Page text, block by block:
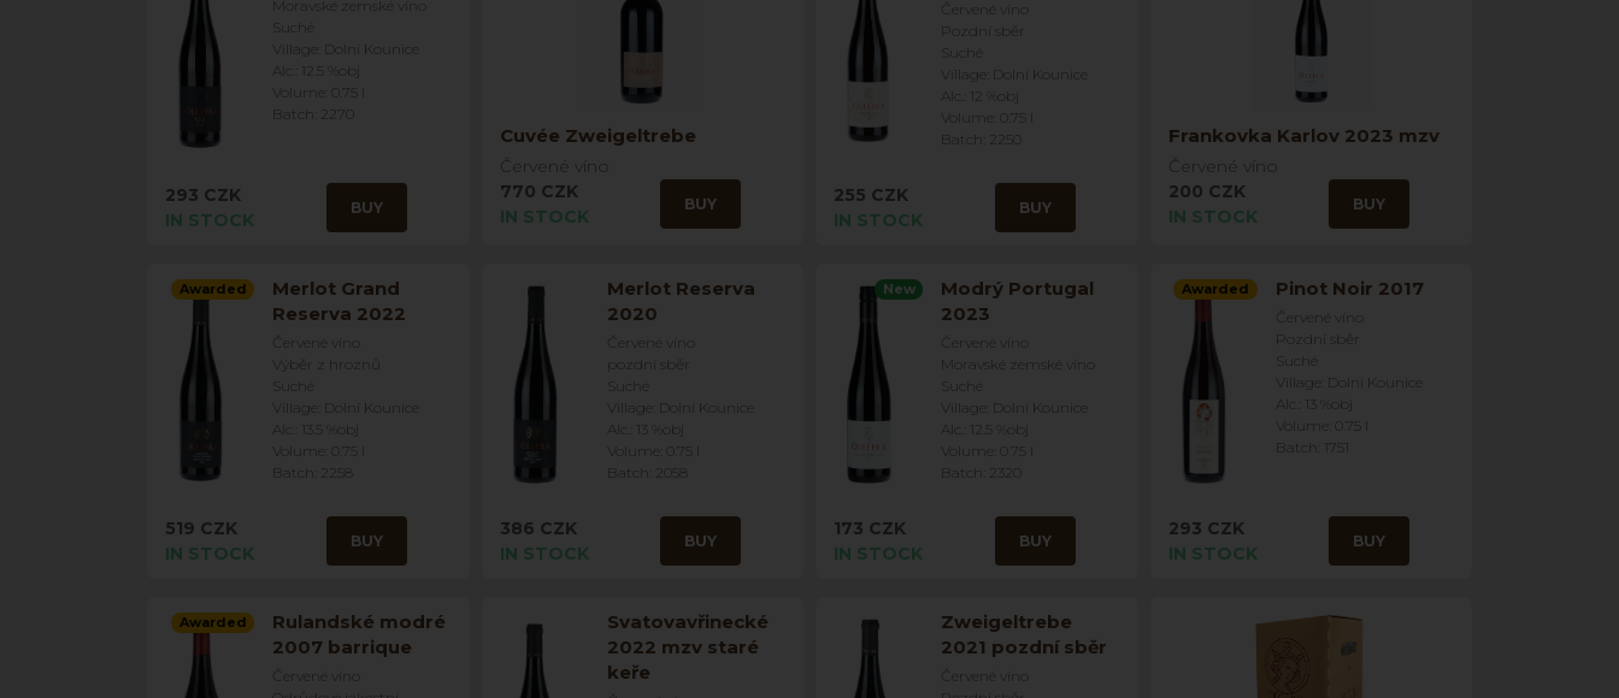
Moravské zemské víno
Suché
Village: Dolní Kounice
Alc.: 12.5 %obj
Volume: 0.75 l
Batch: 2270
293 CZK
IN STOCK
BUY
Cuvée Zweigeltrebe
Červené víno
770 CZK
IN STOCK
BUY
Červené víno
Pozdní sběr
Suché
Village: Dolní Kounice
Alc.: 12 %obj
Volume: 0.75 l
Batch: 2250
255 CZK
IN STOCK
BUY
Frankovka Karlov 2023 mzv
Červené víno
200 CZK
IN STOCK
BUY
Awarded
Merlot Grand
Reserva 2022
Červené víno
Výběr z hroznů
Suché
Village: Dolní Kounice
Alc.: 13.5 %obj
Volume: 0.75 l
Batch: 2258
519 CZK
IN STOCK
BUY
Merlot Reserva
2020
Červené víno
pozdní sběr
Suché
Village: Dolní Kounice
Alc.: 13 %obj
Volume: 0.75 l
Batch: 2058
386 CZK
IN STOCK
BUY
New
Modrý Portugal
2023
Červené víno
Moravské zemské víno
Suché
Village: Dolní Kounice
Alc.: 12.5 %obj
Volume: 0.75 l
Batch: 2320
173 CZK
IN STOCK
BUY
Awarded Pinot Noir 2017
Červené víno
Pozdní sběr
Suché
Village: Dolní Kounice
Alc.: 13 %obj
Volume: 0.75 l
Batch: 1751
293 CZK
IN STOCK
BUY
Awarded
Rulandské modré
2007 barrique
Červené víno
Svatovavřinecké
2022 mzv staré
keře
Zweigeltrebe
2021 pozdní sběr
Červené víno